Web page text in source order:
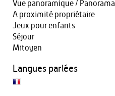
Vue panoramique / Panorama
A proximité propriétaire
Jeux pour enfants
Séjour
Mitoyen
Langues parlées